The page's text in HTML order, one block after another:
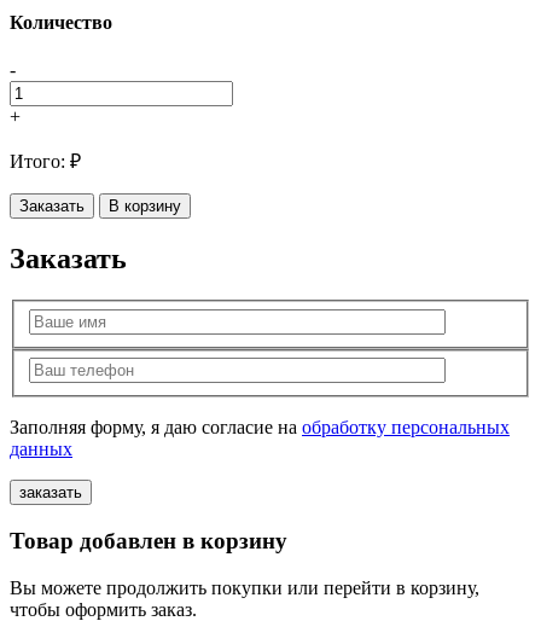
Количество
-
+
Итого: ₽
Заказать В корзину
Заказать
Заполняя форму, я даю согласие на обработку персональных
данных
Товар добавлен в корзину
Вы можете продолжить покупки или перейти в корзину,
чтобы оформить заказ.